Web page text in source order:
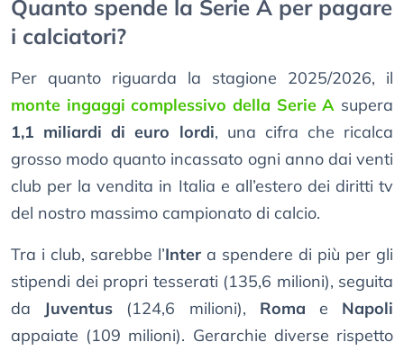
Quanto spende la Serie A per pagare
i calciatori?
Per quanto riguarda la stagione 2025/2026, il
monte ingaggi complessivo della Serie A supera
1,1 miliardi di euro lordi, una cifra che ricalca
grosso modo quanto incassato ogni anno dai venti
club per la vendita in Italia e all’estero dei diritti tv
del nostro massimo campionato di calcio.
Tra i club, sarebbe l’Inter a spendere di più per gli
stipendi dei propri tesserati (135,6 milioni), seguita
da Juventus (124,6 milioni), Roma e Napoli
appaiate (109 milioni). Gerarchie diverse rispetto